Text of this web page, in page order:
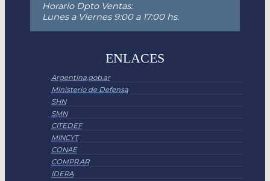
Horario Dpto Ventas:
Lunes a Viernes 9:00 a 17:00 hs.
ENLACES
Argentina.gob.ar
Ministerio de Defensa
SHN
SMN
CITEDEF
MINCYT
CONAE
COMPR.AR
IDERA